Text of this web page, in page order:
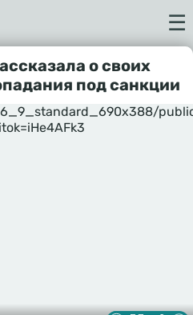
☰
о своих
под санкции